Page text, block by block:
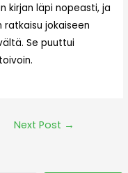
kirjan läpi nopeasti, ja
ratkaisu jokaiseen
Se puuttui
Next Post →